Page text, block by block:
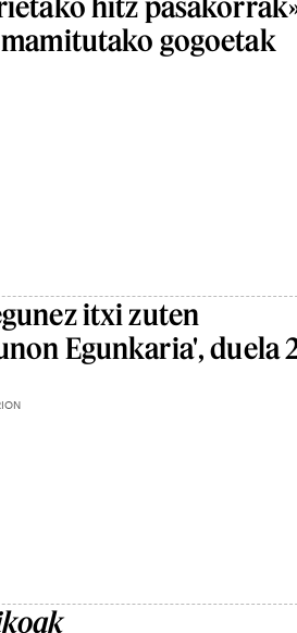
gogoetak
itxi zuten
Egunkaria', duela